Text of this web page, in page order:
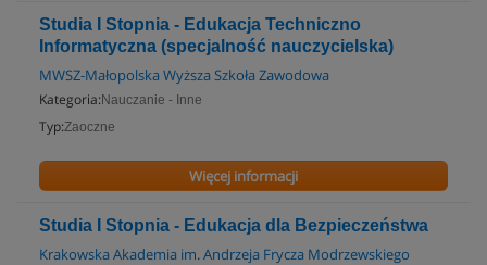
Studia I Stopnia - Edukacja Techniczno
Informatyczna (specjalność nauczycielska)
MWSZ-Małopolska Wyższa Szkoła Zawodowa
Kategoria: Nauczanie - Inne
Typ:Zaoczne
Więcej informacji
Studia I Stopnia - Edukacja dla Bezpieczeństwa
Krakowska Akademia im. Andrzeja Frycza Modrzewskiego